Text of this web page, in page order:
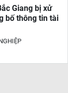
Giang bị xử
bố thông tin tài